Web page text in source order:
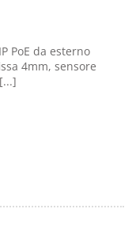
PoE da esterno
4mm, sensore